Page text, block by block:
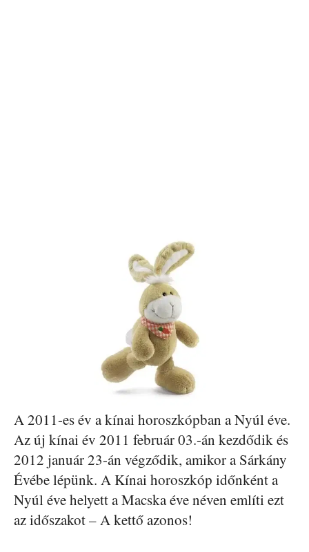
A 2011-es év a kínai horoszkópban a Nyúl éve.
Az új kínai év 2011 február 03.-án kezdődik és
2012 január 23-án végződik, amikor a Sárkány
Évébe lépünk. A Kínai horoszkóp időnként a
Nyúl éve helyett a Macska éve néven említi ezt
az időszakot – A kettő azonos!